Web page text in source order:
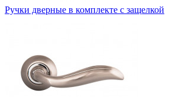
Ручки дверные в комплекте с защелкой